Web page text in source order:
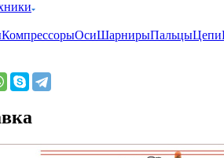
КомпрессорыОсиШарнирыПальцыЦепи